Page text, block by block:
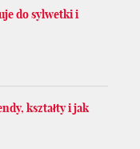
do sylwetki i
kształty i jak